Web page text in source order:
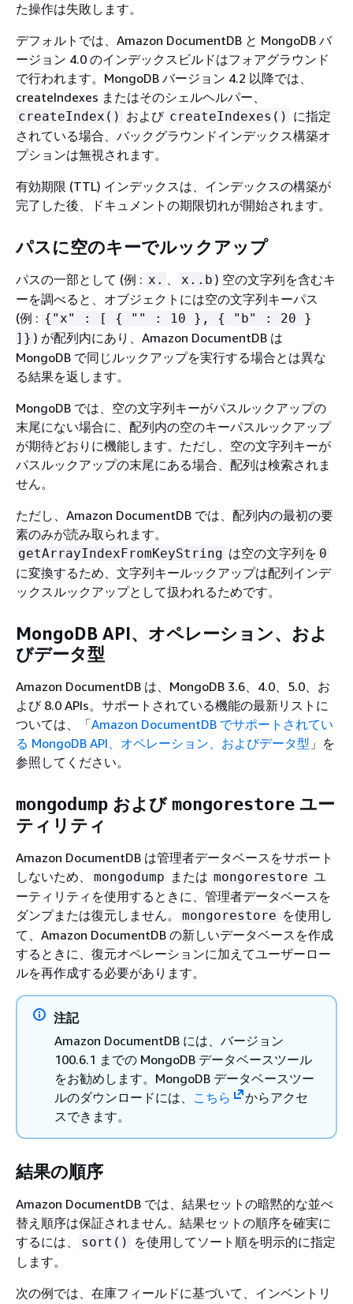
た操作は失敗します。
デフォルトでは、Amazon DocumentDB と MongoDB バ
ージョン 4.0 のインデックスビルドはフォアグラウンド
で行われます。MongoDB バージョン 4.2 以降では、
createIndexes またはそのシェルヘルパー、
createIndex() および createIndexes() に指定
されている場合、バックグラウンドインデックス構築オ
プションは無視されます。
有効期限 (TTL) インデックスは、インデックスの構築が
完了した後、ドキュメントの期限切れが開始されます。
パスに空のキーでルックアップ
パスの一部として (例 : x. 、 x..b ) 空の文字列を含むキ
ーを調べると、オブジェクトには空の文字列キーパス
(例 : { "x" : [ { "" : 10 }, {
"b" : 20 }
]} ) が配列内にあり、Amazon DocumentDB は
MongoDB で同じルックアップを実行する場合とは異な
る結果を返します。
MongoDB では、空の文字列キーがパスルックアップの
末尾にない場合に、配列内の空のキーパスルックアップ
が期待どおりに機能します。ただし、空の文字列キーが
パスルックアップの末尾にある場合、配列は検索されま
せん。
ただし、Amazon DocumentDB では、配列内の最初の要
素のみが読み取られます。
getArrayIndexFromKeyString は空の文字列を 0
に変換するため、文字列キールックアップは配列インデ
ックスルックアップとして扱われるためです。
MongoDB API、オペレーション、およ
びデータ型
Amazon DocumentDB は、MongoDB 3.6、4.0、5.0、お
よび 8.0 APIs。サポートされている機能の最新リストに
ついては、「Amazon DocumentDB でサポートされてい
る MongoDB API、オペレーション、およびデータ型 」を
参照してください。
mongodump および mongorestore ユー
ティリティ
Amazon DocumentDB は管理者データベースをサポート
しないため、
mongodump または mongorestore ユ
ーティリティを使用するときに、管理者データベースを
ダンプまたは復元しません。
mongorestore を使用し
て、Amazon DocumentDB の新しいデータベースを作成
するときに、復元オペレーションに加えてユーザーロー
ルを再作成する必要があります。
注記
Amazon DocumentDB には、バージョン
100.6.1 までの MongoDB データベースツール
をお勧めします。MongoDB データベースツー
ルのダウンロードには、 こちら
からアクセ
スできます。
結果の順序
Amazon DocumentDB では、結果セットの暗黙的な並べ
替え順序は保証されません。結果セットの順序を確実に
するには、
sort()
を使用してソート順を明示的に指定
します。
次の例では、在庫フィールドに基づいて、インベントリ